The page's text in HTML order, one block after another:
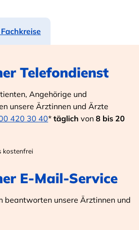
Telefondienst
Angehörige und
unsere Ärztinnen und Ärzte
420 30 40* täglich von 8 bis 20
kostenfrei
E-Mail-Service
beantworten unsere Ärztinnen und